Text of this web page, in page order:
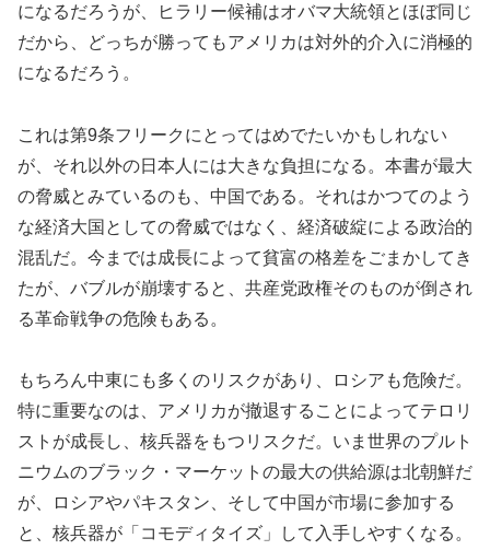
になるだろうが、ヒラリー候補はオバマ大統領とほぼ同じ
だから、どっちが勝ってもアメリカは対外的介入に消極的
になるだろう。
これは第9条フリークにとってはめでたいかもしれない
が、それ以外の日本人には大きな負担になる。本書が最大
の脅威とみているのも、中国である。それはかつてのよう
な経済大国としての脅威ではなく、経済破綻による政治的
混乱だ。今までは成長によって貧富の格差をごまかしてき
たが、バブルが崩壊すると、共産党政権そのものが倒され
る革命戦争の危険もある。
もちろん中東にも多くのリスクがあり、ロシアも危険だ。
特に重要なのは、アメリカが撤退することによってテロリ
ストが成長し、核兵器をもつリスクだ。いま世界のプルト
ニウムのブラック・マーケットの最大の供給源は北朝鮮だ
が、ロシアやパキスタン、そして中国が市場に参加する
と、核兵器が「コモディタイズ」して入手しやすくなる。